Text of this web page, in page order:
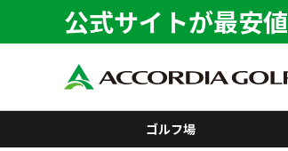
公式サイトが最安値
ゴルフ場